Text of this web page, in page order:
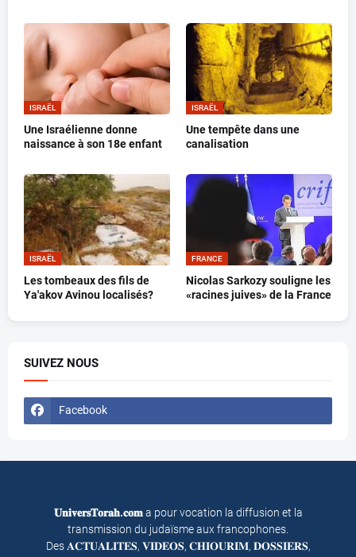
ISRAËL
Une Israélienne donne
naissance à son 18e enfant
ISRAËL
Une tempête dans une
canalisation
ISRAËL
Les tombeaux des fils de
Ya'akov Avinou localisés?
FRANCE
Nicolas Sarkozy souligne les
«racines juives» de la France
SUIVEZ NOUS
Facebook
𝐔𝐧𝐢𝐯𝐞𝐫𝐬𝐓𝐨𝐫𝐚𝐡.𝐜𝐨𝐦a pour vocation la diffusion et la
transmission du judaïsme aux francophones.
Des 𝐀𝐂𝐓𝐔𝐀𝐋𝐈𝐓𝐄𝐒, 𝐕𝐈𝐃𝐄𝐎𝐒, 𝐂𝐇𝐈𝐎𝐔𝐑𝐈𝐌, 𝐃𝐎𝐒𝐒𝐈𝐄𝐑𝐒,